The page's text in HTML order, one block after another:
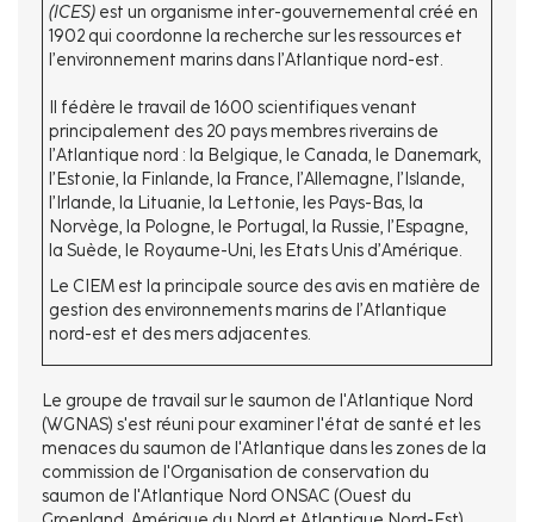
(ICES) est un organisme inter-gouvernemental créé en
1902 qui coordonne la recherche sur les ressources et
l’environnement marins dans l’Atlantique nord-est.
Il fédère le travail de 1600 scientifiques venant
principalement des 20 pays membres riverains de
l’Atlantique nord : la Belgique, le Canada, le Danemark,
l’Estonie, la Finlande, la France, l’Allemagne, l’Islande,
l’Irlande, la Lituanie, la Lettonie, les Pays-Bas, la
Norvège, la Pologne, le Portugal, la Russie, l’Espagne,
la Suède, le Royaume-Uni, les Etats Unis d’Amérique.
Le CIEM est la principale source des avis en matière de
gestion des environnements marins de l’Atlantique
nord-est et des mers adjacentes.
Le groupe de travail sur le saumon de l'Atlantique Nord
(WGNAS) s'est réuni pour examiner l'état de santé et les
menaces du saumon de l'Atlantique dans les zones de la
commission de l'Organisation de conservation du
saumon de l'Atlantique Nord ONSAC (Ouest du